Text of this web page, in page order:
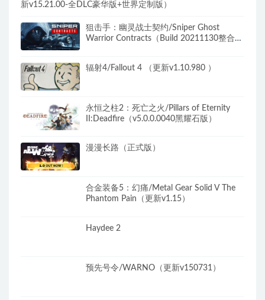
新v15.21.00-全DLC豪华版+世界定制版）
狙击手：幽灵战士契约/Sniper Ghost
Warrior Contracts（Build 20211130整合
辐射4/Fallout 4 （更新v1.10.980 ）
永恒之柱2：死亡之火/Pillars of Eternity
II:Deadfire（v5.0.0.0040黑耀石版）
漫漫长路（正式版）
合金装备5：幻痛/Metal Gear Solid V The
Phantom Pain（更新v1.15）
Haydee 2
预先号令/WARNO（更新v150731）